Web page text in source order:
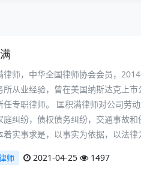
律师，中华全国律师协会会员，
所从业经验，曾在美国纳斯达克上
任专职律师。 匡积满律师对公司劳
庭纠纷，债权债务纠纷，交通事故
着实事求是，以事实为依据，以法律
师 2021-04-25 1497